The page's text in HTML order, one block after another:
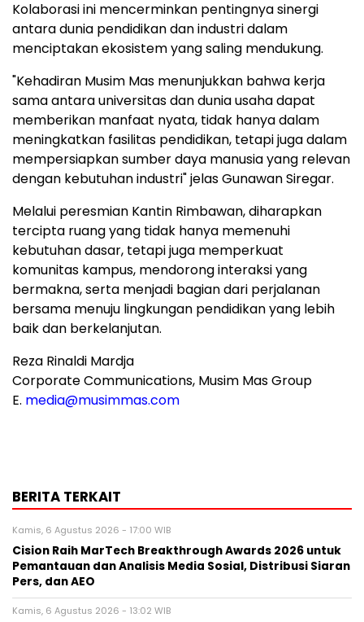
Kolaborasi ini mencerminkan pentingnya sinergi
antara dunia pendidikan dan industri dalam
menciptakan ekosistem yang saling mendukung.
"Kehadiran Musim Mas menunjukkan bahwa kerja
sama antara universitas dan dunia usaha dapat
memberikan manfaat nyata, tidak hanya dalam
meningkatkan fasilitas pendidikan, tetapi juga dalam
mempersiapkan sumber daya manusia yang relevan
dengan kebutuhan industri" jelas Gunawan Siregar.
Melalui peresmian Kantin Rimbawan, diharapkan
tercipta ruang yang tidak hanya memenuhi
kebutuhan dasar, tetapi juga memperkuat
komunitas kampus, mendorong interaksi yang
bermakna, serta menjadi bagian dari perjalanan
bersama menuju lingkungan pendidikan yang lebih
baik dan berkelanjutan.
Reza Rinaldi Mardja
Corporate Communications, Musim Mas Group
E. media@musimmas.com
BERITA TERKAIT
Kamis, 6 Agustus 2026 - 17:00 WIB
Cision Raih MarTech Breakthrough Awards 2026 untuk
Pemantauan dan Analisis Media Sosial, Distribusi Siaran
Pers, dan AEO
Kamis, 6 Agustus 2026 - 13:02 WIB